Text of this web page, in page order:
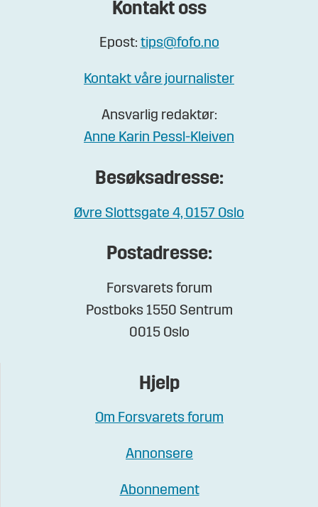
Kontakt oss
Epost: tips@fofo.no
Kontakt våre journalister
Ansvarlig redaktør:
Anne Karin Pessl-Kleiven
Besøksadresse:
Øvre Slottsgate 4, 0157 Oslo
Postadresse:
Forsvarets forum
Postboks 1550 Sentrum
0015 Oslo
Hjelp
Om Forsvarets forum
Annonsere
Abonnement